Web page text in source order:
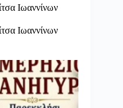
Ιωαννίνων
Ιωαννίνων